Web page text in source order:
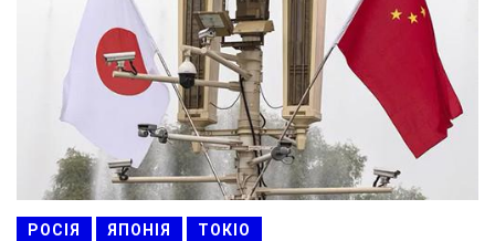
РОСІЯ ЯПОНІЯ ТОКІО